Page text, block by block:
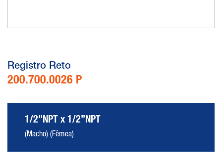
Registro Reto
200.700.0026 P
1/2”NPT x 1/2”NPT
(Macho) (Fêmea)